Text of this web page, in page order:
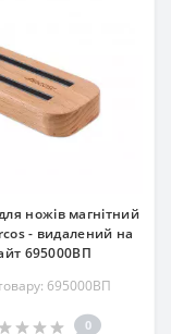
ножів магнітний
- видалений на
695000ВП
695000ВП
0